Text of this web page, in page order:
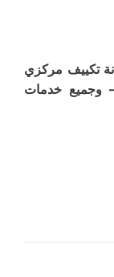
تكييف مركزي
وجميع خدمات